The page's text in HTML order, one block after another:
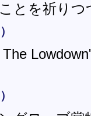
とを祈りつ